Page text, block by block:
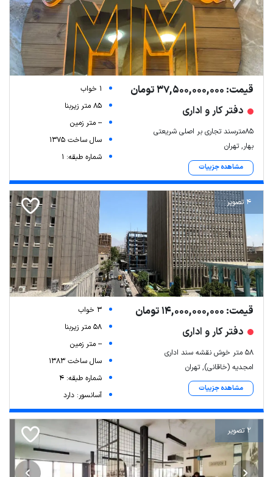
قیمت: 37,500,000,000 تومان
دفتر کار و اداری
۸۵مترسند تجاری بر اصلی شریعتی
بهار, تهران
مشاهده جزییات
1 خواب
85 متر زیربنا
-- متر زمین
سال ساخت 1375
شماره طبقه: 1
4 تصویر
قیمت: 14,000,000,000 تومان
دفتر کار و اداری
58 متر خوش نقشه سند اداری
امجدیه (خاقانی), تهران
مشاهده جزییات
3 خواب
58 متر زیربنا
-- متر زمین
سال ساخت 1383
شماره طبقه: 4
آسانسور: دارد
2 تصویر